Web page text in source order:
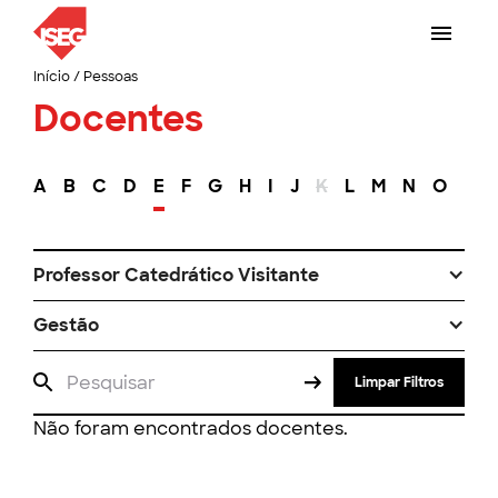
Início/ Pessoas
Docentes
A B C D E F G H I J K L M N O
Professor Catedrático Visitante
Gestão
Limpar Filtros
Não foram encontrados docentes.